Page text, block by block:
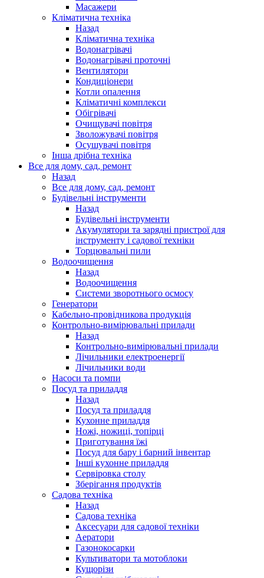
Масажери
Кліматична техніка
Назад
Кліматична техніка
Водонагрівачі
Водонагрівачі проточні
Вентилятори
Кондиціонери
Котли опалення
Кліматичні комплекси
Обігрівачі
Очищувачі повітря
Зволожувачі повітря
Осушувачі повітря
Інша дрібна техніка
Все для дому, сад, ремонт
Назад
Все для дому, сад, ремонт
Будівельні інструменти
Назад
Будівельні інструменти
Акумулятори та зарядні пристрої для
інструменту і садової техніки
Торцювальні пили
Водоочищення
Назад
Водоочищення
Системи зворотнього осмосу
Генератори
Кабельно-провідникова продукція
Контрольно-вимірювальні прилади
Назад
Контрольно-вимірювальні прилади
Лічильники електроенергії
Лічильники води
Насоси та помпи
Посуд та приладдя
Назад
Посуд та приладдя
Кухонне приладдя
Ножі, ножиці, топірці
Приготування їжі
Посуд для бару і барний інвентар
Інші кухонне приладдя
Сервіровка столу
Зберігання продуктів
Садова техніка
Назад
Садова техніка
Аксесуари для садової техніки
Аератори
Газонокосарки
Культиватори та мотоблоки
Кущорізи